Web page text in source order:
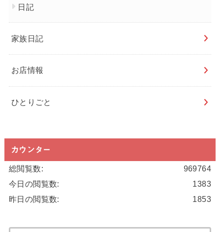
日記
家族日記
お店情報
ひとりごと
カウンター
969764
総閲覧数:
1383
今日の閲覧数:
1853
昨日の閲覧数: